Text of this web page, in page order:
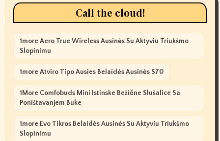
Call the cloud!
1more Aero True Wireless Ausinės Su Aktyviu Triukšmo
Slopinimu
1more Atviro Tipo Ausies Belaidės Ausinės S70
1More Comfobuds Mini Istinske Bežične Slušalice Sa
Poništavanjem Buke
1more Evo Tikros Belaidės Ausinės Su Aktyviu Triukšmo
Slopinimu